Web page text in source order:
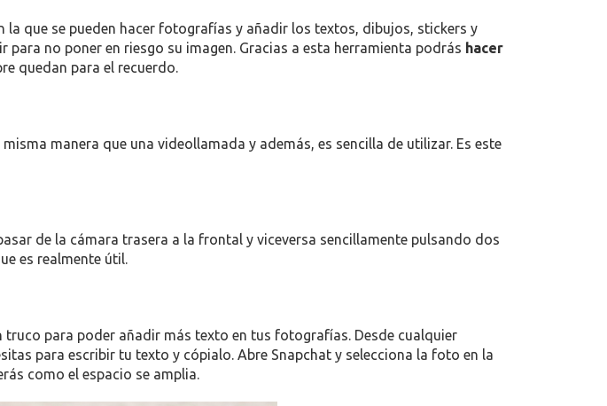
la que se pueden hacer fotografías y añadir los textos, dibujos, stickers y
no poner en riesgo su imagen. Gracias a esta herramienta podrás hacer
quedan para el recuerdo.
manera que una videollamada y además, es sencilla de utilizar. Es este
de la cámara trasera a la frontal y viceversa sencillamente pulsando dos
es realmente útil.
para poder añadir más texto en tus fotografías. Desde cualquier
para escribir tu texto y cópialo. Abre Snapchat y selecciona la foto en la
como el espacio se amplia.